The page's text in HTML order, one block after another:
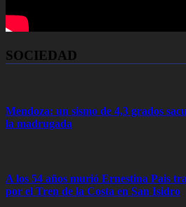
SOCIEDAD
Mendoza: un sismo de 4,3 grados
la madrugada
A los 54 años murió Ernestina Pais
por el Tren de la Costa en San Isidro